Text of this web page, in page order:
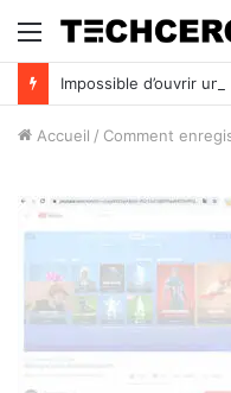
Menu
Impossible d’ouvrir un
Accueil / Comment